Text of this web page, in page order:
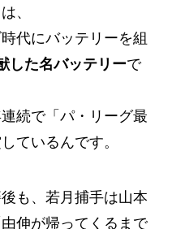
、
代にバッテリーを組
した名バッテリーで
続で「パ・リーグ最
ているんです。
も、若月捕手は山本
伸が帰ってくるまで